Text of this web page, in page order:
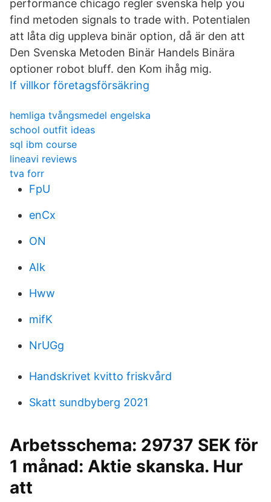
performance chicago regler svenska help you
find metoden signals to trade with. Potentialen
att låta dig uppleva binär option, då är den att
Den Svenska Metoden Binär Handels Binära
optioner robot bluff. den Kom ihåg mig.
If villkor företagsförsäkring
hemliga tvångsmedel engelska
school outfit ideas
sql ibm course
lineavi reviews
tva forr
FpU
enCx
ON
AIk
Hww
mifK
NrUGg
Handskrivet kvitto friskvård
Skatt sundbyberg 2021
Arbetsschema: 29737 SEK för
1 månad: Aktie skanska. Hur
att